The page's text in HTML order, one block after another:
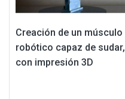
Creación de un músculo
robótico capaz de sudar,
con impresión 3D